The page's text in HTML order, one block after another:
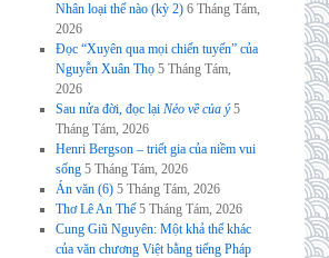
Nhân loại thế nào (kỳ 2) 6 Tháng Tám,
2026
Đọc “Xuyên qua mọi chiến tuyến” của
Nguyễn Xuân Thọ 5 Tháng Tám,
2026
Sau nửa đời, đọc lại Nẻo về của ý 5
Tháng Tám, 2026
Henri Bergson – triết gia của niềm vui
sống 5 Tháng Tám, 2026
Án văn (6) 5 Tháng Tám, 2026
Thơ Lê An Thế 5 Tháng Tám, 2026
Cung Giũ Nguyên: Một khả thể khác
của văn chương Việt bằng tiếng Pháp